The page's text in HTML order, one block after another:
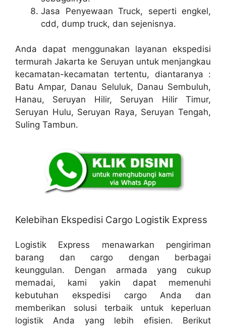
Jasa Penyewaan Truck, seperti engkel,
cdd, dump truck, dan sejenisnya.
Anda dapat menggunakan layanan ekspedisi
termurah Jakarta ke Seruyan untuk menjangkau
kecamatan-kecamatan tertentu, diantaranya :
Batu Ampar, Danau Seluluk, Danau Sembuluh,
Hanau, Seruyan Hilir, Seruyan Hilir Timur,
Seruyan Hulu, Seruyan Raya, Seruyan Tengah,
Suling Tambun.
Kelebihan Ekspedisi Cargo Logistik Express
Logistik Express menawarkan pengiriman
barang dan cargo dengan berbagai
keunggulan. Dengan armada yang cukup
memadai, kami yakin dapat memenuhi
kebutuhan ekspedisi cargo Anda dan
memberikan solusi terbaik untuk keperluan
logistik Anda yang lebih efisien. Berikut